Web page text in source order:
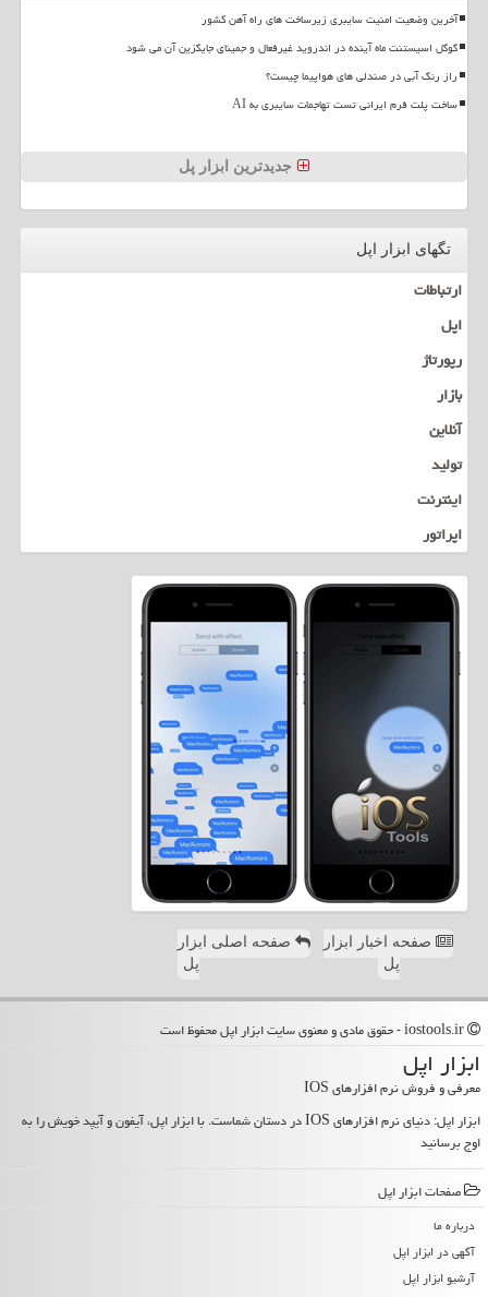
آخرین وضعیت امنیت سایبری زیرساخت های راه آهن کشور
گوگل اسیستنت ماه آینده در اندروید غیرفعال و جمینای جایگزین آن می شود
راز رنگ آبی در صندلی های هواپیما چیست؟
ساخت پلت فرم ایرانی تست تهاجمات سایبری به AI
جدیدترین ابزار پل
تگهای ابزار اپل
ارتباطات
اپل
رپورتاژ
بازار
آنلاین
تولید
اینترنت
اپراتور
صفحه اخبار ابزار
پل
صفحه اصلی ابزار
پل
ابزار اپل
معرفی و فروش نرم افزارهای IOS
ابزار اپل: دنیای نرم افزارهای IOS در دستان شماست. با ابزار اپل، آیفون و آیپد خویش را به
اوج برسانید
صفحات ابزار اپل
درباره ما
آگهی در ابزار اپل
آرشیو ابزار اپل